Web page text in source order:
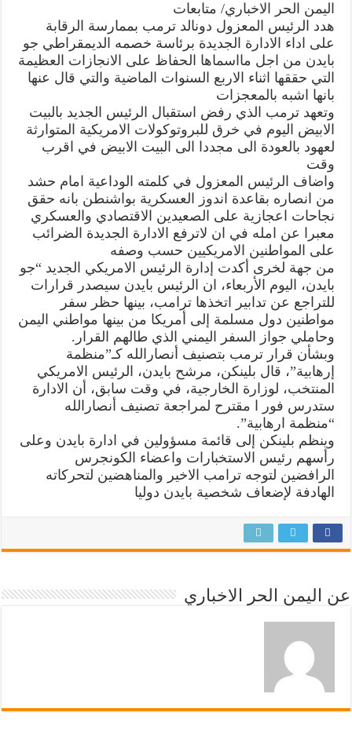
الابيض
مهددا
بالعودة
اليه
في
اقرب
وقت
بمراجعة
قرار
تصنيف
انصار
الله
ارهابية
مغلقة
اليمن الحر الاخباري/ متابعات
هدد الرئيس المعزول دونالد ترمب بممارسة الرقابة
على اداء الادارة الجديدة برئاسة خصمه الديمقراطي جو
بايدن من اجل مااسماها الحفاظ على الانجازات العظيمة
التي حققها اثناء الاربع السنوات الماضية والتي قال عنها
بانها اشبه بالمعجزات
وتعهد ترمب الذي رفض استقبال الرئيس الجديد بالبيت
الابيض اليوم في خرق للبروتوكولات الامريكية المتوارثة
لعهود بالعودة الى مجددا الى البيت الابيض في اقرب
وقت
واضاف الرئيس المعزول في كلمته الوداعية امام حشد
من انصاره بقاعدة اندوز العسكرية بواشنطن بانه حقق
نجاحات اعجازية على الصعيدين الاقتصادي والعسكري
معبرا عن امله في ان لاترفع الادارة الجديدة الضرائب
على المواطنين الامريكيين حسب وصفه
من جهة لخرى أكدت إدارة الرئيس الامريكي الجديد “جو
بايدن، اليوم الأربعاء، ان الرئيس بايدن سيصدر قرارات
للتراجع عن تدابير اتخذها ترامب، بينها حظر سفر
مواطنين دول مسلمة إلى أمريكا من بينها مواطني اليمن
وحاملي جواز السفر اليمني الذي طالهم القرار.
وبشأن قرار ترمب بتصنيف أنصارالله كـ”منظمة
إرهابية”، قال بلينكن، مرشح بايدن، الرئيس الامريكي
المنتخب، لوزارة الخارجية، في وقت سابق، أن الادارة
ستدرس فور ا مقترح لمراجعة تصنيف أنصارالله
“منظمة ارهابية”.
وينظم بلينكن إلى قائمة مسؤولين في ادارة بايدن وعلى
رأسهم رئيس الاستخبارات واعضاء الكونجرس
الرافضين لتوجه ترامب الاخير والمناهضين لتحركاته
الهادفة لإضعاف شخصية بايدن دوليا
عن اليمن الحر الاخباري